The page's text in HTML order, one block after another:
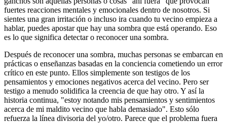
fuertes reacciones mentales y emocionales dentro de nosotros. Si
sientes una gran irritación o incluso ira cuando tu vecino empieza a
hablar, puedes apostar que hay una sombra que está operando. Eso
es lo que significa detectar o reconocer una sombra.
Después de reconocer una sombra, muchas personas se embarcan en
prácticas o enseñanzas basadas en la conciencia cometiendo un error
crítico en este punto. Ellos simplemente son testigos de los
pensamientos y emociones negativos acerca del vecino. Pero ser
testigo a menudo solidifica la creencia de que hay otro. Y así la
historia continua, "estoy notando mis pensamientos y sentimientos
acerca de mi maldito vecino que habla demasiado". Esto sólo
refuerza la línea divisoria del yo/otro. Parece que el problema fuera